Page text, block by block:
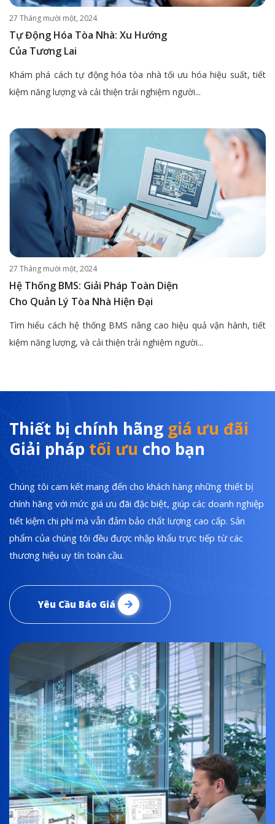
27 Tháng mười một, 2024
Tự Động Hóa Tòa Nhà: Xu Hướng
Của Tương Lai
Khám phá cách tự động hóa tòa nhà tối ưu hóa hiệu suất, tiết
kiệm năng lượng và cải thiện trải nghiệm người...
27 Tháng mười một, 2024
Hệ Thống BMS: Giải Pháp Toàn Diện
Cho Quản Lý Tòa Nhà Hiện Đại
Tìm hiểu cách hệ thống BMS nâng cao hiệu quả vận hành, tiết
kiệm năng lượng, và cải thiện trải nghiệm người...
Thiết bị chính hãng giá ưu đãi
Giải pháp tối ưu cho bạn
Chúng tôi cam kết mang đến cho khách hàng những thiết bị
chính hãng với mức giá ưu đãi đặc biệt, giúp các doanh nghiệp
tiết kiệm chi phí mà vẫn đảm bảo chất lượng cao cấp. Sản
phẩm của chúng tôi đều được nhập khẩu trực tiếp từ các
thương hiệu uy tín toàn cầu.
Yêu Cầu Báo Giá